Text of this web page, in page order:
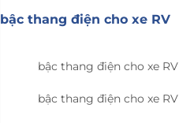
bậc thang điện cho xe RV
bậc thang điện cho xe RV
bậc thang điện cho xe RV